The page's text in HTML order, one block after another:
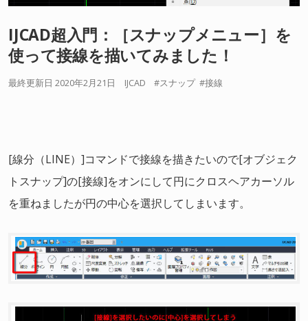
IJCAD超入門：［スナップメニュー］を
使って接線を描いてみました！
最終更新日 2020年2月21日 IJCAD スナップ 接線
[線分（LINE）]コマンドで接線を描きたいので[オブジェク
トスナップ]の[接線]をオンにして円にクロスヘアカーソル
を重ねましたが円の中心を選択してしまいます。